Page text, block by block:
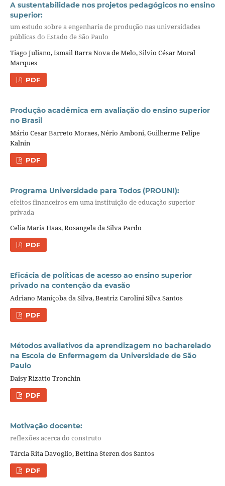
A sustentabilidade nos projetos pedagógicos no ensino
superior:
um estudo sobre a engenharia de produção nas universidades
públicas do Estado de São Paulo
Tiago Juliano, Ismail Barra Nova de Melo, Silvio César Moral
Marques
PDF
Produção acadêmica em avaliação do ensino superior
no Brasil
Mário Cesar Barreto Moraes, Nério Amboni, Guilherme Felipe
Kalnin
PDF
Programa Universidade para Todos (PROUNI):
efeitos financeiros em uma instituição de educação superior
privada
Celia Maria Haas, Rosangela da Silva Pardo
PDF
Eficácia de políticas de acesso ao ensino superior
privado na contenção da evasão
Adriano Maniçoba da Silva, Beatriz Carolini Silva Santos
PDF
Métodos avaliativos da aprendizagem no bacharelado
na Escola de Enfermagem da Universidade de São
Paulo
Daisy Rizatto Tronchin
PDF
Motivação docente:
reflexões acerca do construto
Tárcia Rita Davoglio, Bettina Steren dos Santos
PDF